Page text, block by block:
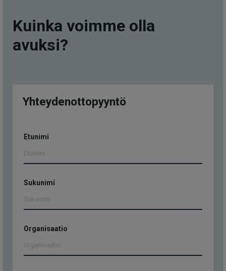
Kuinka voimme olla
avuksi?
Yhteydenottopyyntö
Yhteydenottopyyntö
Etunimi
Sukunimi
Organisaatio